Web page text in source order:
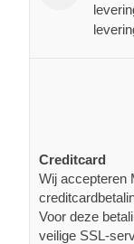
Creditcard
Wij accepteren
Voor deze
veilige SSL-